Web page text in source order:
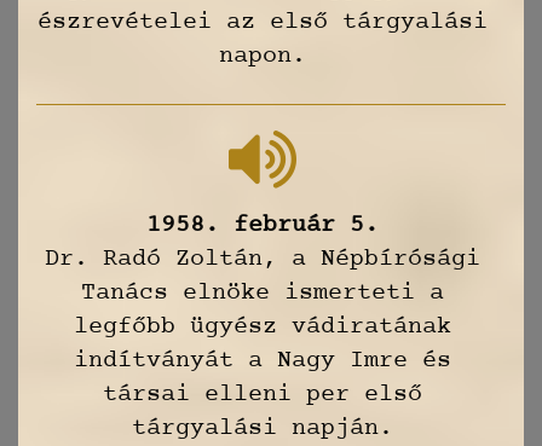
észrevételei az első tárgyalási
napon.
1958. február 5.
Dr. Radó Zoltán, a Népbírósági
Tanács elnöke ismerteti a
legfőbb ügyész vádiratának
indítványát a Nagy Imre és
társai elleni per első
tárgyalási napján.